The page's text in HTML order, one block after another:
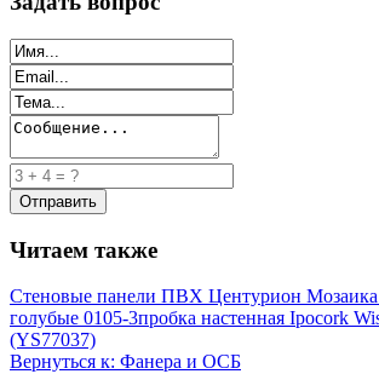
Читаем также
Стеновые панели ПВХ Центурион Мозаика
голубые 0105-3пробка настенная Ipocork
(YS77037)
Вернуться к: Фанера и ОСБ